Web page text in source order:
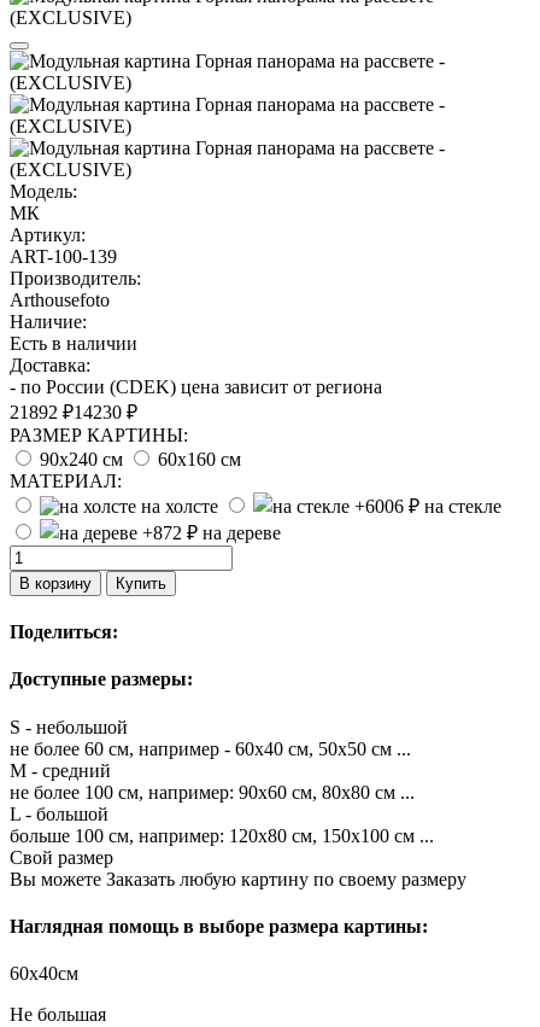
Модель:
МК
Артикул:
ART-100-139
Производитель:
Arthousefoto
Наличие:
Есть в наличии
Доставка:
- по России (CDEK) цена зависит от региона
21892 ₽14230 ₽
РАЗМЕР КАРТИНЫ:
90х240 см
60х160 см
МАТЕРИАЛ:
на холсте
на стекле
на дереве
В корзину Купить
Поделиться:
Доступные размеры:
S - небольшой
не более 60 см, например - 60х40 см, 50х50 см ...
M - средний
не более 100 см, например: 90х60 см, 80х80 см ...
L - большой
больше 100 см, например: 120х80 см, 150х100 см ...
Свой размер
Вы можете Заказать любую картину по своему размеру
Наглядная помощь в выборе размера картины:
60х40см
Не большая